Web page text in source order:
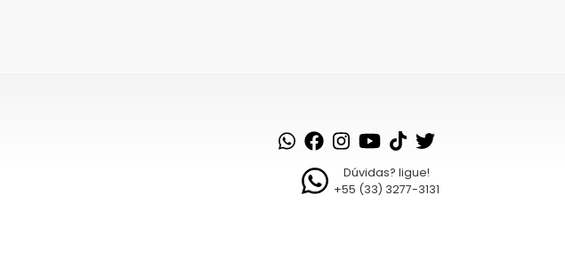
Dúvidas? ligue!
+55 (33) 3277-3131